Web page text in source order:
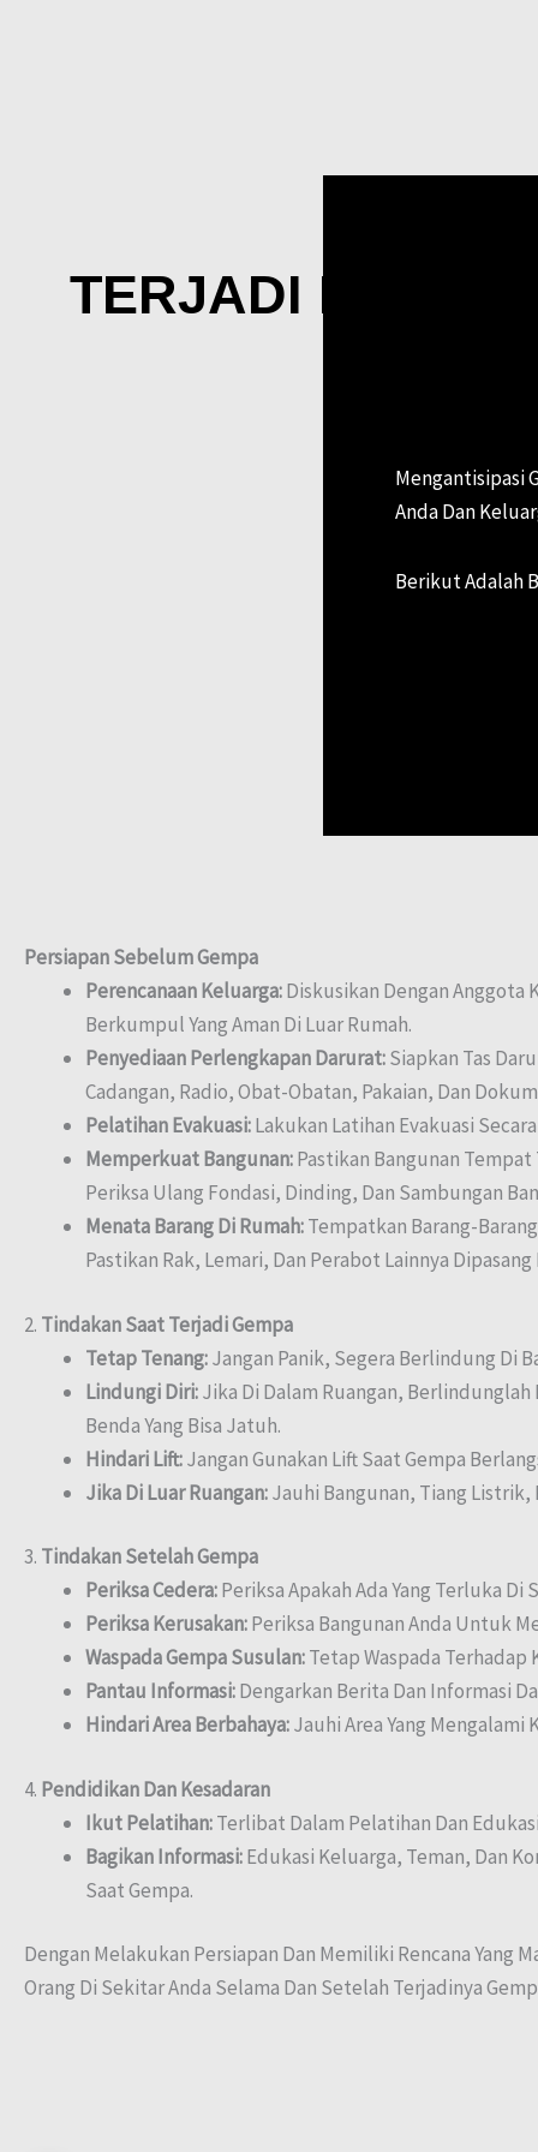
TERJADI
Mengantisipasi
Anda Dan
Berikut Adalah
Persiapan Sebelum Gempa
Perencanaan Keluarga:Diskusikan Dengan Anggota
Berkumpul Yang Aman Di Luar Rumah.
Penyediaan Perlengkapan Darurat:Siapkan Tas
Cadangan, Radio, Obat-Obatan, Pakaian, Dan
Pelatihan Evakuasi:Lakukan Latihan Evakuasi
Memperkuat Bangunan:Pastikan Bangunan
Periksa Ulang Fondasi, Dinding, Dan Sambungan
Menata Barang Di Rumah:Tempatkan Barang-
Pastikan Rak, Lemari, Dan Perabot Lainnya
2. Tindakan Saat Terjadi Gempa
Tetap Tenang:Jangan Panik, Segera Berlindung Di
Lindungi Diri:Jika Di Dalam Ruangan,
Benda Yang Bisa Jatuh.
Hindari Lift:Jangan Gunakan Lift Saat Gempa
Jika Di Luar Ruangan:Jauhi Bangunan, Tiang Listrik,
3. Tindakan Setelah Gempa
Periksa Cedera:Periksa Apakah Ada Yang Terluka
Periksa Kerusakan:Periksa Bangunan Anda Untuk
Waspada Gempa Susulan:Tetap Waspada Terhadap
Pantau Informasi:Dengarkan Berita Dan Informasi
Hindari Area Berbahaya:Jauhi Area Yang
4. Pendidikan Dan Kesadaran
Ikut Pelatihan:Terlibat Dalam Pelatihan Dan
Bagikan Informasi:Edukasi Keluarga, Teman, Dan
Saat Gempa.
Dengan Melakukan Persiapan Dan Memiliki Rencana Yang
Orang Di Sekitar Anda Selama Dan Setelah Terjadinya